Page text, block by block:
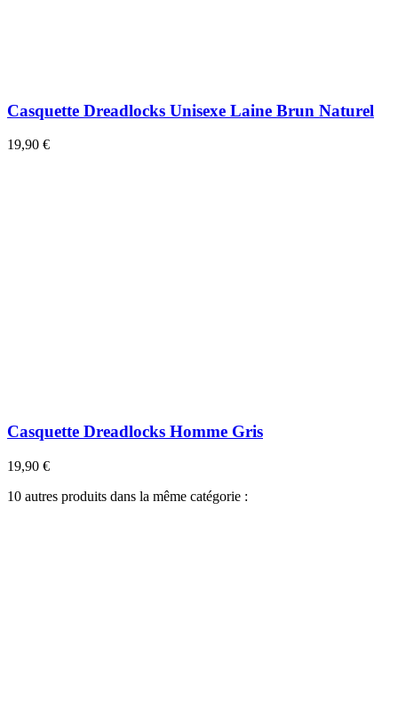
Casquette Dreadlocks Unisexe Laine Brun Naturel
19,90 €
Casquette Dreadlocks Homme Gris
19,90 €
10 autres produits dans la même catégorie :